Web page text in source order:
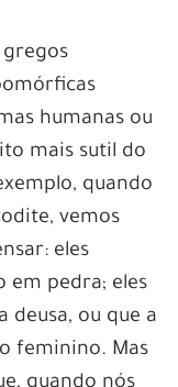
gregos
humanas ou
mais sutil do
quando
vemos
eles
em pedra; eles
deusa, ou que a
feminino. Mas